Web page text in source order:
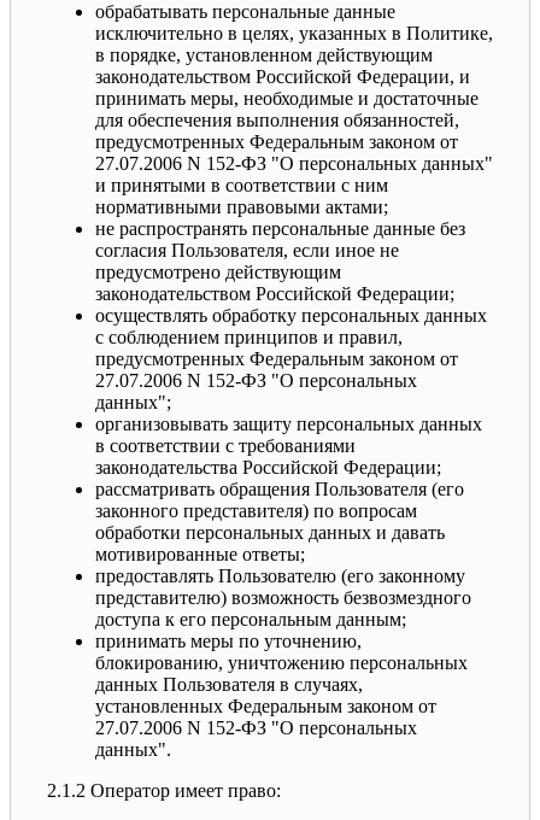
обрабатывать персональные данные
исключительно в целях, указанных в Политике,
в порядке, установленном действующим
законодательством Российской Федерации, и
принимать меры, необходимые и достаточные
для обеспечения выполнения обязанностей,
предусмотренных Федеральным законом от
27.07.2006 N 152-ФЗ "О персональных данных"
и принятыми в соответствии с ним
нормативными правовыми актами;
не распространять персональные данные без
согласия Пользователя, если иное не
предусмотрено действующим
законодательством Российской Федерации;
осуществлять обработку персональных данных
с соблюдением принципов и правил,
предусмотренных Федеральным законом от
27.07.2006 N 152-ФЗ "О персональных
данных";
организовывать защиту персональных данных
в соответствии с требованиями
законодательства Российской Федерации;
рассматривать обращения Пользователя (его
законного представителя) по вопросам
обработки персональных данных и давать
мотивированные ответы;
предоставлять Пользователю (его законному
представителю) возможность безвозмездного
доступа к его персональным данным;
принимать меры по уточнению,
блокированию, уничтожению персональных
данных Пользователя в случаях,
установленных Федеральным законом от
27.07.2006 N 152-ФЗ "О персональных
данных".
2.1.2 Оператор имеет право: